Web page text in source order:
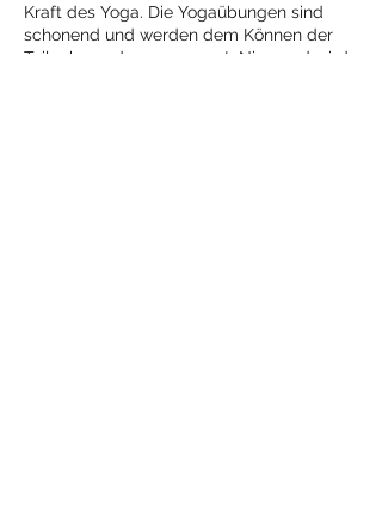
Kraft des Yoga. Die Yogaübungen sind
schonend und werden dem Können der
Teilnehmenden angepasst. Niemand wird